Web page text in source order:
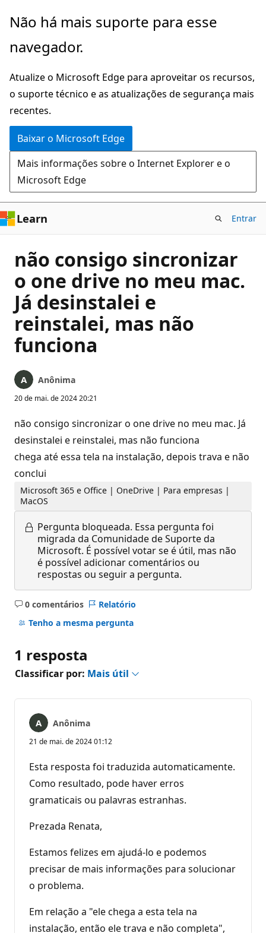
Pular
o
principal
Não há mais suporte para esse
navegador.
Atualize o Microsoft Edge para aproveitar os recursos,
o suporte técnico e as atualizações de segurança mais
recentes.
Baixar o Microsoft Edge
Mais informações sobre o Internet Explorer e o
Microsoft Edge
Learn Entrar
não consigo sincronizar
o one drive no meu mac.
Já desinstalei e
reinstalei, mas não
funciona
Anônima
20 de mai. de 2024 20:21
não consigo sincronizar o one drive no meu mac. Já
desinstalei e reinstalei, mas não funciona
chega até essa tela na instalação, depois trava e não
conclui
Microsoft 365 e Office | OneDrive | Para empresas |
MacOS
Pergunta bloqueada. Essa pergunta foi
migrada da Comunidade de Suporte da
Microsoft. É possível votar se é útil, mas não
é possível adicionar comentários ou
respostas ou seguir a pergunta.
0 comentários
Sem
comentários
Relatório
Tenho a mesma pergunta
1 resposta
Classificar por: Mais útil
Anônima
21 de mai. de 2024 01:12
Esta resposta foi traduzida automaticamente.
Como resultado, pode haver erros
gramaticais ou palavras estranhas.
Prezada Renata,
Estamos felizes em ajudá-lo e podemos
precisar de mais informações para solucionar
o problema.
Em relação a "ele chega a esta tela na
instalação, então ele trava e não completa",